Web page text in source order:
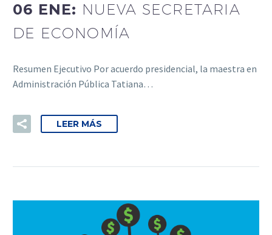
06 ENE: NUEVA SECRETARIA
DE ECONOMÍA
Resumen Ejecutivo Por acuerdo presidencial, la maestra en
Administración Pública Tatiana…
LEER MÁS